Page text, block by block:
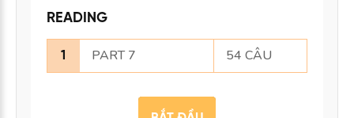
READING
1 PART 7 54 CÂU